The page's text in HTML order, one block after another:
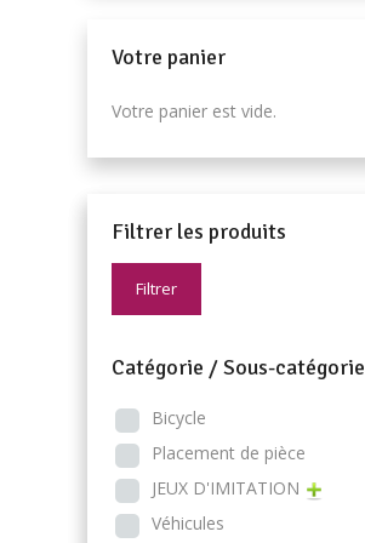
Votre panier
Votre panier est vide.
Filtrer les produits
Filtrer
Catégorie / Sous-catégorie
Bicycle
Placement de pièce
JEUX D'IMITATION
Véhicules